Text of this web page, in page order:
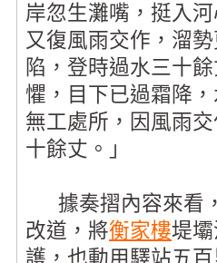
岸忽生灘嘴，挺入
又復風雨交作，溜
陷，登時過水三十
懼，目下已過霜降
無工處所，因風雨
十餘丈。」
據奏摺內容來看
改道，將衡家樓堤
護，也動用驛站五